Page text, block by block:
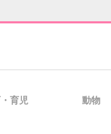
育児 動物